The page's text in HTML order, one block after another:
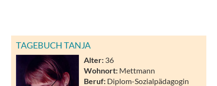
TAGEBUCH TANJA
Alter: 36
Wohnort: Mettmann
Beruf: Diplom-Sozialpädagogin